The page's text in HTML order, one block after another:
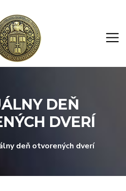
DEŇ
DVERÍ
deň otvorených dverí